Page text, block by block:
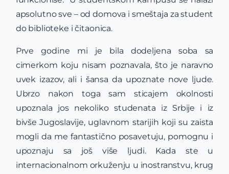
apsolutno sve – od domova i smeštaja za student
do biblioteke i čitaonica.
Prve godine mi je bila dodeljena soba sa
cimerkom koju nisam poznavala, što je naravno
uvek izazov, ali i šansa da upoznate nove ljude.
Ubrzo nakon toga sam sticajem okolnosti
upoznala jos nekoliko studenata iz Srbije i iz
bivše Jugoslavije, uglavnom starijih koji su zaista
mogli da me fantastično posavetuju, pomognu i
upoznaju sa još više ljudi. Kada ste u
internacionalnom orkuženju u inostranstvu, krug